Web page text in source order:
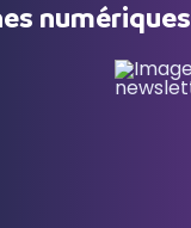
numériques